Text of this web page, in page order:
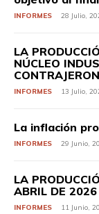
INFORMES 28 Julio,
LA
NÚCLEO
INFORMES 13 Julio,
La inflación
INFORMES 29 Junio,
LA
ABRIL DE
INFORMES 11 Junio,